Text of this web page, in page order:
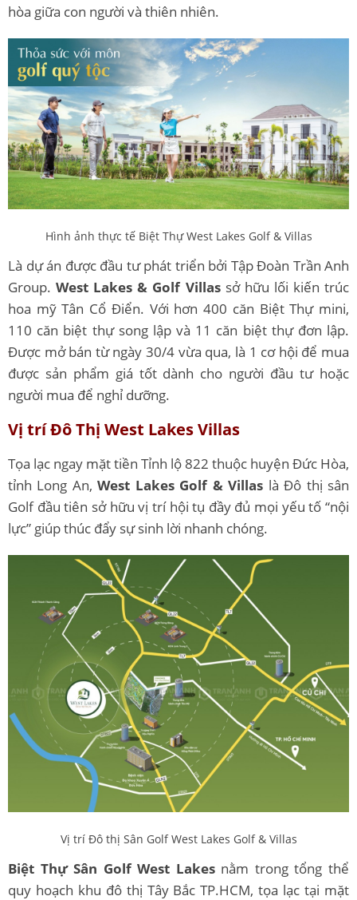
hòa giữa con người và thiên nhiên.
Hình ảnh thực tế Biệt Thự West Lakes Golf & Villas
Là dự án được đầu tư phát triển bởi Tập Đoàn Trần Anh
Group.West Lakes & Golf Villassở hữu lối kiến trúc
hoa mỹ Tân Cổ Điển. Với hơn 400 căn Biệt Thự mini,
110 căn biệt thự song lập và 11 căn biệt thự đơn lập.
Được mở bán từ ngày 30/4 vừa qua, là 1 cơ hội để mua
được sản phẩm giá tốt dành cho người đầu tư hoặc
người mua để nghỉ dưỡng.
Vị trí Đô Thị West Lakes Villas
Tọa lạc ngay mặt tiền Tỉnh lộ 822 thuộc huyện Đức Hòa,
tỉnh Long An,West Lakes Golf & Villas là Đô thị sân
Golf đầu tiên sở hữu vị trí hội tụ đầy đủ mọi yếu tố “nội
lực” giúp thúc đẩy sự sinh lời nhanh chóng.
Vị trí Đô thị Sân Golf West Lakes Golf & Villas
Biệt Thự Sân Golf West Lakesnằm trong tổng thể
quy hoạch khu đô thị Tây Bắc TP.HCM, tọa lạc tại mặt